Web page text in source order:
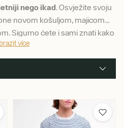
nego ikad. Osvježite svoju
novom košuljom, majicom
Sigurno ćete i sami znati kako
Barbour pristajati.
více